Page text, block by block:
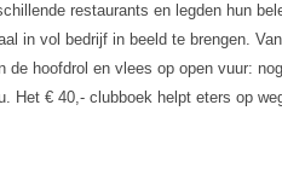
restaurants en legden hun
in vol bedrijf in beeld te brengen.
de hoofdrol en vlees op open vuur:
Het € 40,- clubboek helpt eters op